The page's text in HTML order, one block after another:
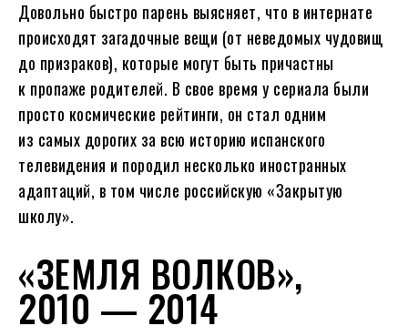
Довольно быстро парень выясняет, что в интернате
происходят загадочные вещи (от неведомых чудовищ
до призраков), которые могут быть причастны
к пропаже родителей. В свое время у сериала были
просто космические рейтинги, он стал одним
из самых дорогих за всю историю испанского
телевидения и породил несколько иностранных
адаптаций, в том числе российскую «Закрытую
школу».
«ЗЕМЛЯ ВОЛКОВ»,
2010 — 2014